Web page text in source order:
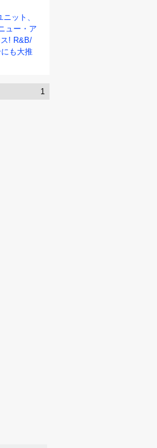
ット、
ュー・ア
! R&B/
も大推
1